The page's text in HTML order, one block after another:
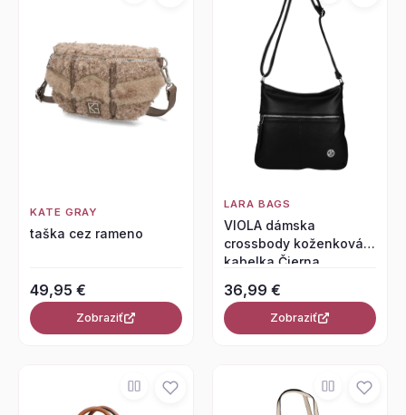
KATE GRAY
taška cez rameno
49,95 €
Zobraziť
LARA BAGS
VIOLA dámska
crossbody koženková
kabelka Čierna
36,99 €
Zobraziť